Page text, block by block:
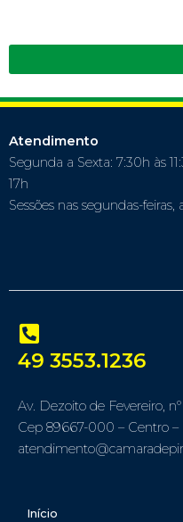
Atendimento
Segunda a Sexta: 7:30h às
17h
Sessões nas segundas-feiras,
49 3553.1236
Av. Dezoito de Fevereiro,
Cep 89667-000 – Centro –
Início